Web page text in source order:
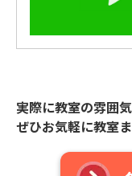
実際に教室の雰囲
ぜひお気軽に教室